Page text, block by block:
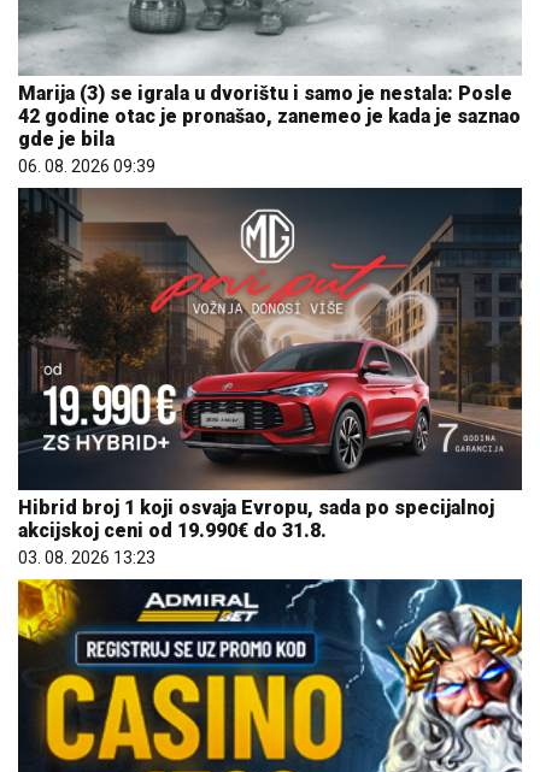
Marija (3) se igrala u dvorištu i samo je nestala: Posle
42 godine otac je pronašao, zanemeo je kada je saznao
gde je bila
06. 08. 2026 09:39
Hibrid broj 1 koji osvaja Evropu, sada po specijalnoj
akcijskoj ceni od 19.990€ do 31.8.
03. 08. 2026 13:23